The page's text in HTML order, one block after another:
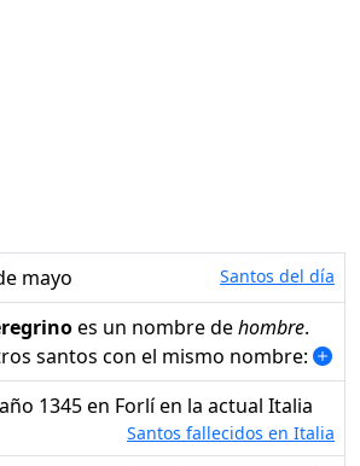
mayo Santos del día
es un nombre dehombre.
santos con el mismo nombre:
año 1345 en Forlí en la actual Italia
Santos fallecidos en Italia